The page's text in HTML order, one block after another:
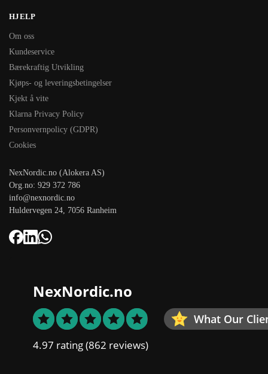
HJELP
Om oss
Kundeservice
Bærekraftig Utvikling
Kjøps- og leveringsbetingelser
Kjekt å vite
Klarna Privacy Policy
Personvernpolicy (GDPR)
Cookies
NexNordic.no (Alokera AS)
Org.no: 929 372 786
info@nexnordic.no
Huldervegen 24, 7056 Ranheim
NexNordic.no
What Our
4.97 rating(862 reviews)